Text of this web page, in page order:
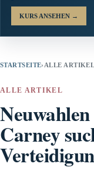
KURS ANSEHEN →
STARTSEITE› ALLE ARTIKEL
ALLE ARTIKEL
Carney